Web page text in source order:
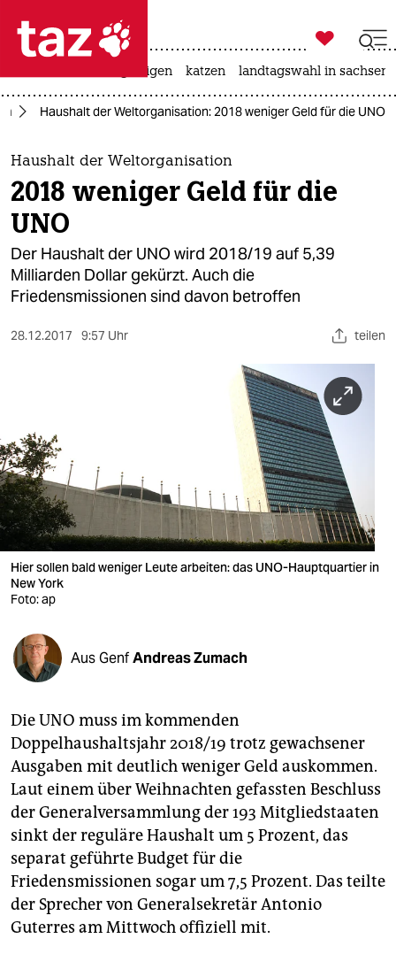
 taz zahl ich
taz zahl ich
themen
politik
öko
gesellschaft
nord
wahrheit
verlag
verlag
veranstaltungen
fragen & hilfe
abo
genossenschaft
epaper login

taz zahl ich
bergsteigen katzen landtagswahl in
Haushalt der Weltorganisation: 2018 weniger Geld für die UNO
Haushalt der Weltorganisation
2018 weniger Geld für die
UNO
Der Haushalt der UNO wird 2018/19 auf 5,39
Milliarden Dollar gekürzt. Auch die
Friedensmissionen sind davon betroffen
28.12.2017 9:57 Uhr teilen
Hier sollen bald weniger Leute arbeiten: das UNO-Hauptquartier in
New York
Foto: ap
Aus GenfAndreas Zumach
Die UNO muss im kommenden
Doppelhaushaltsjahr 2018/19 trotz gewachsener
Ausgaben mit deutlich weniger Geld auskommen.
Laut einem über Weihnachten gefassten Beschluss
der Generalversammlung der 193 Mitgliedstaaten
sinkt der reguläre Haushalt um 5 Prozent, das
separat geführte Budget für die
Friedensmissionen sogar um 7,5 Prozent. Das teilte
der Sprecher von Generalsekretär Antonio
Guterres am Mittwoch offiziell mit.